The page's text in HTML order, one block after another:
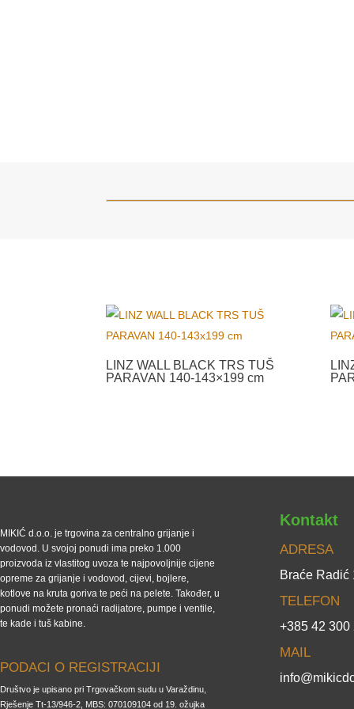
LINZ WALL BLACK TRS TUŠ
PARAVAN 140-143×199 cm
MIKIĆ d.o.o. je trgovina za centralno grijanje i
vodovod. U svojoj ponudi ima preko 1.000
proizvoda iz vlastitog uvoza te najpovoljnije cijene
opreme za grijanje i vodovod, cijevi, bojlere,
kotlove na kruta goriva te peći na pelete. Također, u
ponudi možete pronaći radijatore, pumpe i ventile,
te kade i tuš kabine.
PODACI O REGISTRACIJI
Društvo je upisano pri Trgovačkom sudu u Varaždinu,
Rješenje Tt-13/946-2, MBS: 070109104 od 19. ožujka
Kontakt
ADRESA
Braće Radić
TELEFON
+385 42
MAIL